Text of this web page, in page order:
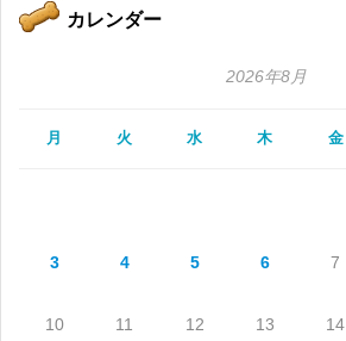
カレンダー
2026年8月
月 火 水 木 金
3 4 5 6 7
10 11 12 13 14